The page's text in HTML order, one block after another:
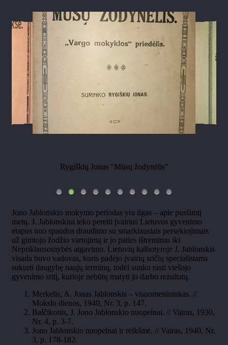
Rygiškių Jonas "Mūsų žodynėlis"
Jono Jablonskio mokymo periodas yra ilgas – apie pusšimtį
metų. J. Jablonskiui teko pereiti įvairius Lietuvos gyvenimo
etapus nuo spaudos draudimo su smarkiausiais persekiojimais
už gimtojo žodžio vartojimą ir jo paties ištrėmimu iki
Nepriklausomybės atgavimo. Lietuvių kalbotyroje J. Jablonskis
visada buvo vadovas, kuris padėjo įvairių sričių specialistams
sukurti daugybę naujų terminų, todėl sunku rasti viešojo
gyvenimo sritį, kurioje nebūtų matyti jo darbo rezultatų.
Merkelis, A. Jonas Jablonskis – visuomenininkas. //
Mokslo dienos, 1940, Nr. 3, p. 147.
Balčikonis, J. Jono Jablonskio nuopelnai. // Vairas, 1930,
Nr. 4, p. 3-7.
Jono Jablonskio nuopelnai ir reikšmė. // Vairas, 1940, Nr.
3, p. 178-182.